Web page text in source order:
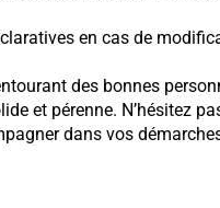
en cas de
des bonnes
et pérenne. N’hésitez
dans vos